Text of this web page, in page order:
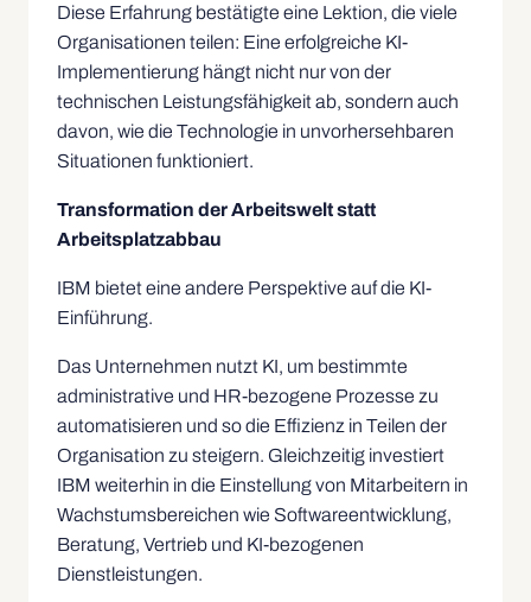
Diese Erfahrung bestätigte eine Lektion, die viele
Organisationen teilen: Eine erfolgreiche KI-
Implementierung hängt nicht nur von der
technischen Leistungsfähigkeit ab, sondern auch
davon, wie die Technologie in unvorhersehbaren
Situationen funktioniert.
Transformation der Arbeitswelt statt
Arbeitsplatzabbau
IBM bietet eine andere Perspektive auf die KI-
Einführung.
Das Unternehmen nutzt KI, um bestimmte
administrative und HR-bezogene Prozesse zu
automatisieren und so die Effizienz in Teilen der
Organisation zu steigern. Gleichzeitig investiert
IBM weiterhin in die Einstellung von Mitarbeitern in
Wachstumsbereichen wie Softwareentwicklung,
Beratung, Vertrieb und KI-bezogenen
Dienstleistungen.